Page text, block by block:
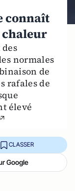
connaît
chaleur
normales
de
rafales de
élevé
CLASSER
Google